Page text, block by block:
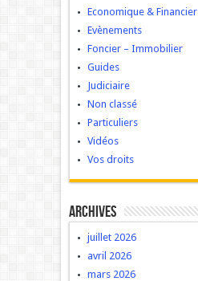
Economique & Financier
Evènements
Foncier – Immobilier
Guides
Judiciaire
Non classé
Particuliers
Vidéos
Vos droits
Archives
juillet 2026
avril 2026
mars 2026